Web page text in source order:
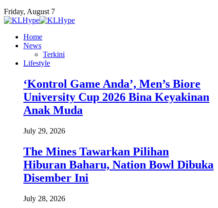
Friday, August 7
Home
News
Terkini
Lifestyle
‘Kontrol Game Anda’, Men’s Biore
University Cup 2026 Bina Keyakinan
Anak Muda
July 29, 2026
The Mines Tawarkan Pilihan
Hiburan Baharu, Nation Bowl Dibuka
Disember Ini
July 28, 2026